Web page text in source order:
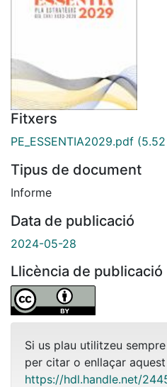
Fitxers
PE_ESSENTIA2029.pdf
Tipus de document
Informe
Data de publicació
2024-05-28
Llicència de publicació
Si us plau utilitzeu
per citar o enllaçar
https://hdl.handle.net/